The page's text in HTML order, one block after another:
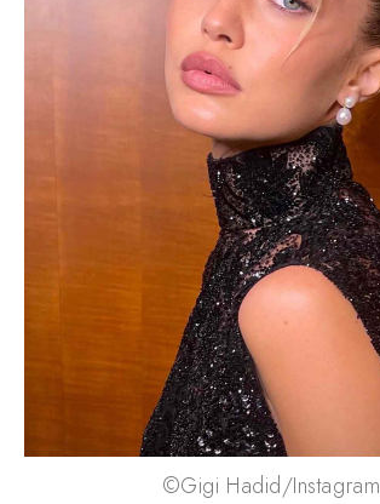
©Gigi Hadid/Instagram